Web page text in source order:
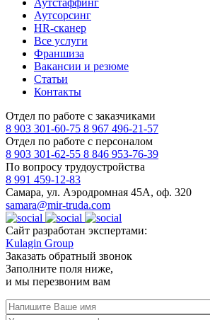
Аутсорсинг
HR-сканер
Все услуги
Франшиза
Вакансии и резюме
Статьи
Контакты
Отдел по работе с заказчиками
8 903 301-60-75 8 967 496-21-57
Отдел по работе с персоналом
8 903 301-62-55 8 846 953-76-39
По вопросу трудоустройства
8 991 459-12-83
Самара, ул. Аэродромная 45А, оф. 320
samara@mir-truda.com
Сайт разработан экспертами:
Kulagin Group
Заказать обратный звонок
Заполните поля ниже,
и мы перезвоним вам